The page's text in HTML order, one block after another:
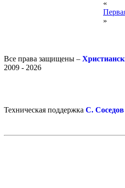
«
»
Все права защищены –
2009 - 2026
Техническая поддержка С. Соседов